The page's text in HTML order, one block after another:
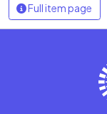
Full item page